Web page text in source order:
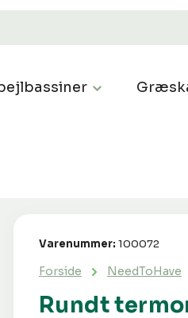
Rundt
Forside NeedToHave
Varenummer: 100072